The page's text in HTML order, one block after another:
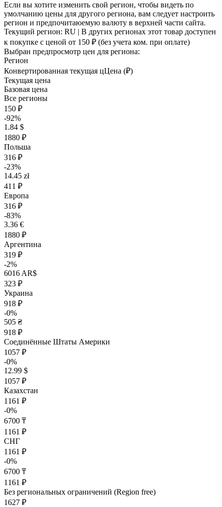
Если вы хотите изменить свой регион, чтобы видеть по
умолчанию цены для другого региона, вам следует настроить
регион и предпочитаюемую валюту в верхней части сайта.
Текущий регион: RU | В других регионах этот товар доступен
к покупке с ценой от 150 ₽ (без учета ком. при оплате)
Выбран предпросмотр цен для региона:
Регион
Конвертированная текущая цЦена (₽)
Текущая цена
Базовая цена
Все регионы
150 ₽
-92%
1.84 $
1880 ₽
Польша
316 ₽
-23%
14.45 zł
411 ₽
Европа
316 ₽
-83%
3.36 €
1880 ₽
Аргентина
319 ₽
-2%
6016 AR$
323 ₽
Украина
918 ₽
-0%
505 ₴
918 ₽
Соединённые Штаты Америки
1057 ₽
-0%
12.99 $
1057 ₽
Казахстан
1161 ₽
-0%
6700 ₸
1161 ₽
СНГ
1161 ₽
-0%
6700 ₸
1161 ₽
Без региональных ограничений (Region free)
1627 ₽